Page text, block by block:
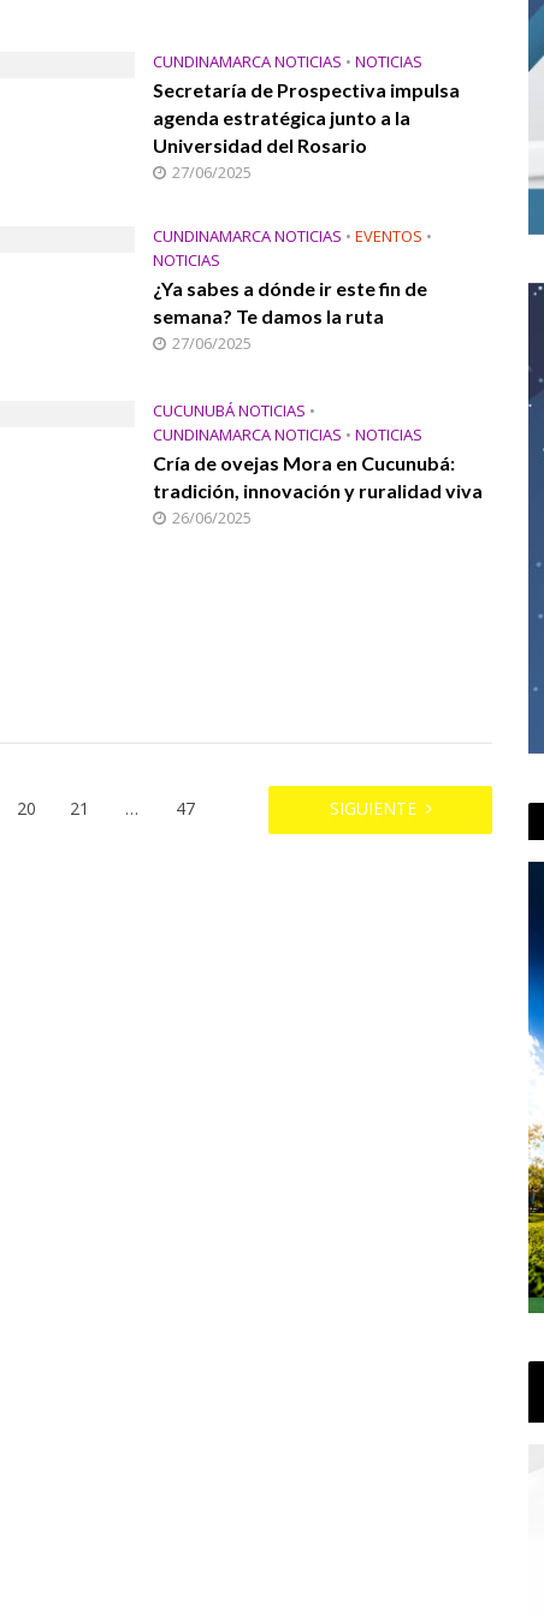
CUNDINAMARCA NOTICIAS • NOTICIAS
Secretaría de Prospectiva impulsa
agenda estratégica junto a la
Universidad del Rosario
27/06/2025
CUNDINAMARCA NOTICIAS • EVENTOS •
NOTICIAS
¿Ya sabes a dónde ir este fin de
semana? Te damos la ruta
27/06/2025
CUCUNUBÁ NOTICIAS •
CUNDINAMARCA NOTICIAS • NOTICIAS
Cría de ovejas Mora en Cucunubá:
tradición, innovación y ruralidad viva
26/06/2025
20 21 … 47 SIGUIENTE